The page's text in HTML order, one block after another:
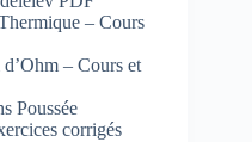
– Cours
– Cours et
Poussée
corrigés